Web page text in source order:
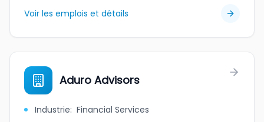
Voir les emplois et détails
Aduro Advisors
Industrie: Financial Services